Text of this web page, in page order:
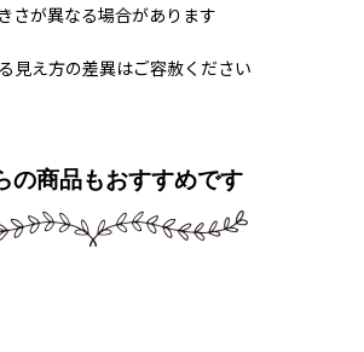
さが異なる場合があります
見え方の差異はご容赦ください
の商品もおすすめです